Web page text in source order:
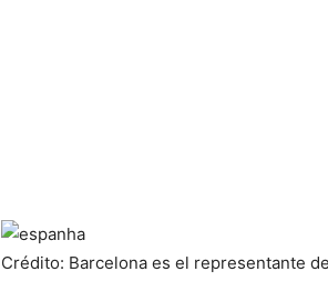
Crédito: Barcelona es el representante